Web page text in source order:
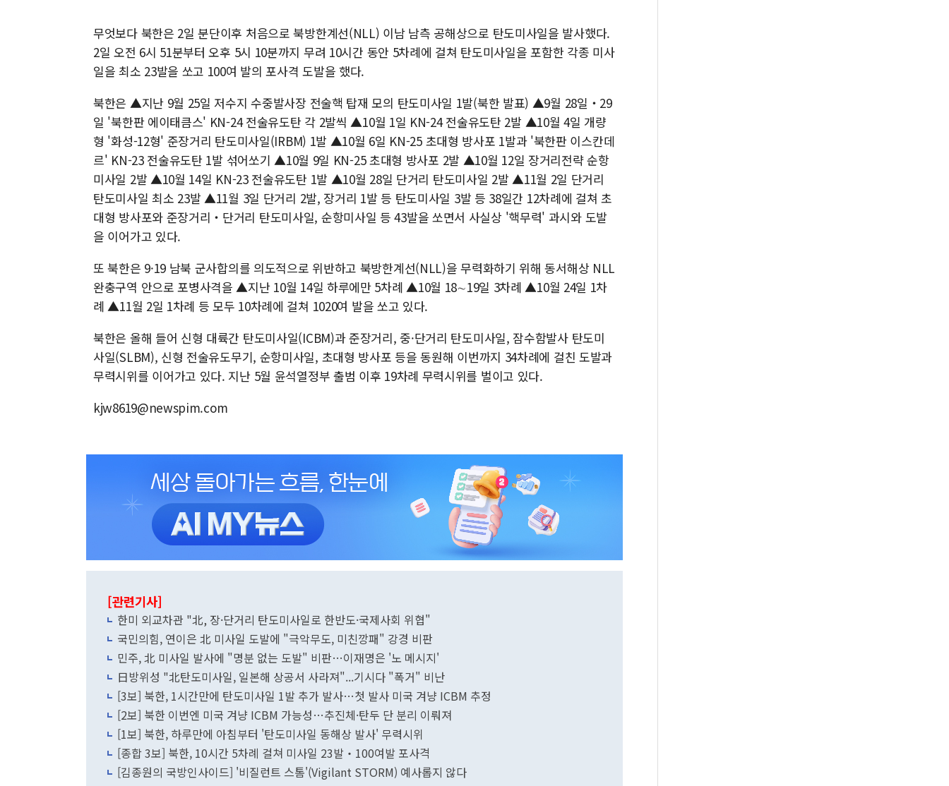
무엇보다 북한은 2일 분단이후 처음으로 북방한계선(NLL) 이남 남측 공해상으로 탄도미사일을 발사했다.
2일 오전 6시 51분부터 오후 5시 10분까지 무려 10시간 동안 5차례에 걸쳐 탄도미사일을 포함한 각종 미사
일을 최소 23발을 쏘고 100여 발의 포사격 도발을 했다.
북한은 ▲지난 9월 25일 저수지 수중발사장 전술핵 탑재 모의 탄도미사일 1발(북한 발표) ▲9월 28일‧29
일 '북한판 에이태큼스' KN-24 전술유도탄 각 2발씩 ▲10월 1일 KN-24 전술유도탄 2발 ▲10월 4일 개량
형 '화성-12형' 준장거리 탄도미사일(IRBM) 1발 ▲10월 6일 KN-25 초대형 방사포 1발과 '북한판 이스칸데
르' KN-23 전술유도탄 1발 섞어쏘기 ▲10월 9일 KN-25 초대형 방사포 2발 ▲10월 12일 장거리전략 순항
미사일 2발 ▲10월 14일 KN-23 전술유도탄 1발 ▲10월 28일 단거리 탄도미사일 2발 ▲11월 2일 단거리
탄도미사일 최소 23발 ▲11월 3일 단거리 2발, 장거리 1발 등 탄도미사일 3발 등 38일간 12차례에 걸쳐 초
대형 방사포와 준장거리‧단거리 탄도미사일, 순항미사일 등 43발을 쏘면서 사실상 '핵무력' 과시와 도발
을 이어가고 있다.
또 북한은 9·19 남북 군사합의를 의도적으로 위반하고 북방한계선(NLL)을 무력화하기 위해 동서해상 NLL
완충구역 안으로 포병사격을 ▲지난 10월 14일 하루에만 5차례 ▲10월 18∼19일 3차례 ▲10월 24일 1차
례 ▲11월 2일 1차례 등 모두 10차례에 걸쳐 1020여 발을 쏘고 있다.
북한은 올해 들어 신형 대륙간 탄도미사일(ICBM)과 준장거리, 중·단거리 탄도미사일, 잠수함발사 탄도미
사일(SLBM), 신형 전술유도무기, 순항미사일, 초대형 방사포 등을 동원해 이번까지 34차례에 걸친 도발과
무력시위를 이어가고 있다. 지난 5월 윤석열정부 출범 이후 19차례 무력시위를 벌이고 있다.
kjw8619@newspim.com
[관련기사]
한미 외교차관 "北, 장·단거리 탄도미사일로 한반도·국제사회 위협"
국민의힘, 연이은 北 미사일 도발에 "극악무도, 미친깡패" 강경 비판
민주, 北 미사일 발사에 "명분 없는 도발" 비판…이재명은 '노 메시지'
日방위성 "北탄도미사일, 일본해 상공서 사라져"...기시다 "폭거" 비난
[3보] 북한, 1시간만에 탄도미사일 1발 추가 발사…첫 발사 미국 겨냥 ICBM 추정
[2보] 북한 이번엔 미국 겨냥 ICBM 가능성…추진체·탄두 단 분리 이뤄져
[1보] 북한, 하루만에 아침부터 '탄도미사일 동해상 발사' 무력시위
[종합 3보] 북한, 10시간 5차례 걸쳐 미사일 23발‧100여발 포사격
[김종원의 국방인사이드] '비질런트 스톰'(Vigilant STORM) 예사롭지 않다